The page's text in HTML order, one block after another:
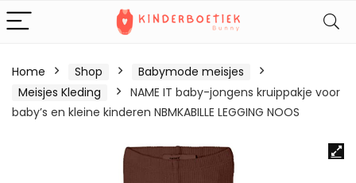
Home Shop
Babymode meisjes
Meisjes Kleding
NAME IT baby-jongens kruippakje voor
baby’s en kleine kinderen NBMKABILLE LEGGING NOOS